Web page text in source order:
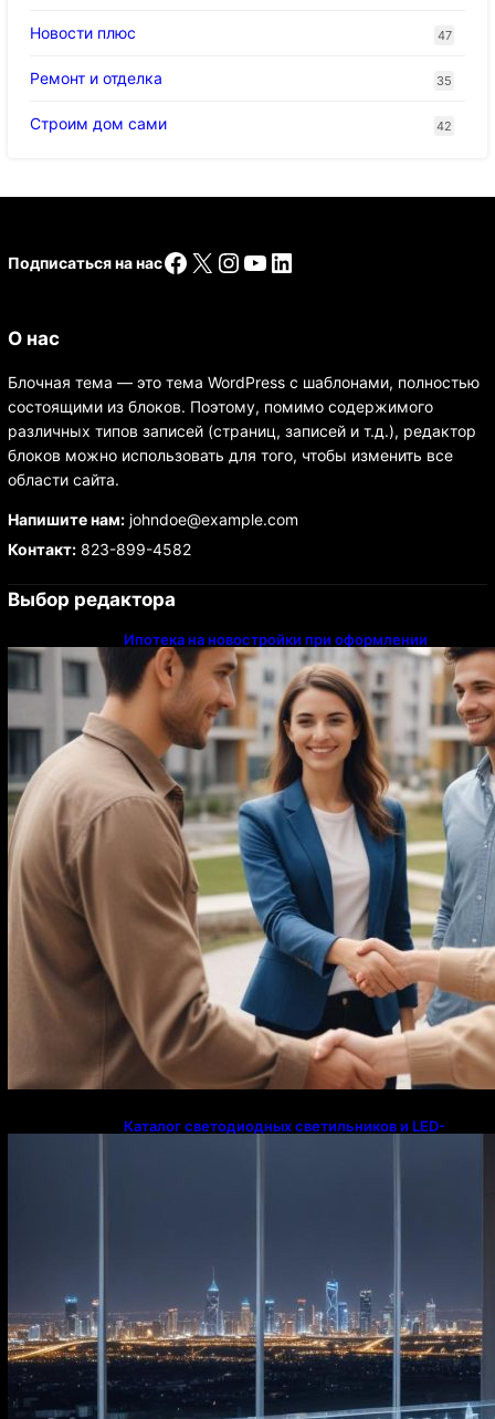
Новости плюс 47
Ремонт и отделка 35
Строим дом сами 42
Подписаться на насFacebook
X Instagram
YouTube
LinkedIn
О нас
Блочная тема — это тема WordPress с шаблонами, полностью
состоящими из блоков. Поэтому, помимо содержимого
различных типов записей (страниц, записей и т.д.), редактор
блоков можно использовать для того, чтобы изменить все
области сайта.
Напишите нам:johndoe@example.com
Контакт:823-899-4582
Выбор редактора
Ипотека на новостройки при оформлении
напрямую у застройщика
Каталог светодиодных светильников и LED-